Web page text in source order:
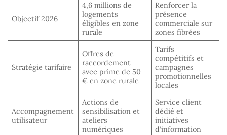
Objectif 2026
4,6 millions de
logements
éligibles en zone
rurale
Renforcer la
présence
commerciale sur
zones fibrées
Stratégie tarifaire
Offres de
raccordement
avec prime de 50
€ en zone rurale
Tarifs
compétitifs et
campagnes
promotionnelles
locales
Accompagnement
utilisateur
Actions de
sensibilisation et
ateliers
numériques
Service client
dédié et
initiatives
d’information